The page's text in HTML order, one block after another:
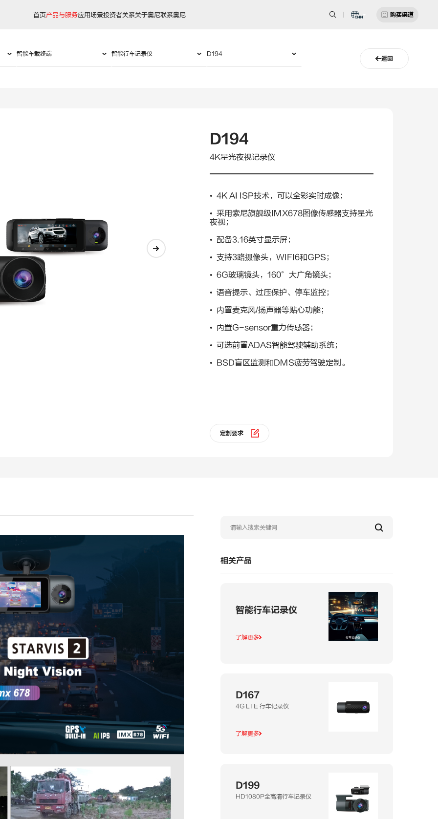
首页产品与服务应用场景投资者关系关于奥尼联系奥尼 购买渠道
返回
D194
4K星光夜视记录仪
• 4K AI ISP技术，可以全彩实时成像；
• 采用索尼旗舰级IMX678图像传感器支持星光
夜视；
• 配备3.16英寸显示屏；
•支持3路摄像头，WIFI6和GPS；
• 6G玻璃镜头，160°大广角镜头；
•语音提示、过压保护、停车监控；
• 内置麦克风/扬声器等贴心功能；
• 内置G-sensor重力传感器；
•可选前置ADAS智能驾驶辅助系统；
• BSD盲区监测和DMS疲劳驾驶定制。
定制要求
相关产品
智能行车记录仪
了解更多
D167
4G LTE 行车记录仪
了解更多
D199
HD1080P全高清行车记录仪